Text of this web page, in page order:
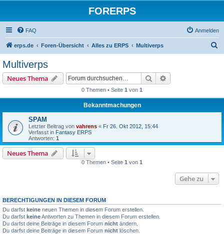
FORERPS
FAQ Anmelden
erps.de Foren-Übersicht Alles zu ERPS Multiverps
Multiverps
Neues Thema Suche
0 Themen • Seite 1 von 1
Bekanntmachungen
SPAM
Letzter Beitrag von vahrens « Fr 26. Okt 2012, 15:44
Verfasst in Fantasy ERPS
Antworten: 1
Neues Thema
0 Themen • Seite 1 von 1
Gehe zu
BERECHTIGUNGEN IN DIESEM FORUM
Du darfst keine neuen Themen in diesem Forum erstellen.
Du darfst keineAntworten zu Themen in diesem Forum erstellen.
Du darfst deine Beiträge in diesem Forum nicht ändern.
Du darfst deine Beiträge in diesem Forum nicht löschen.